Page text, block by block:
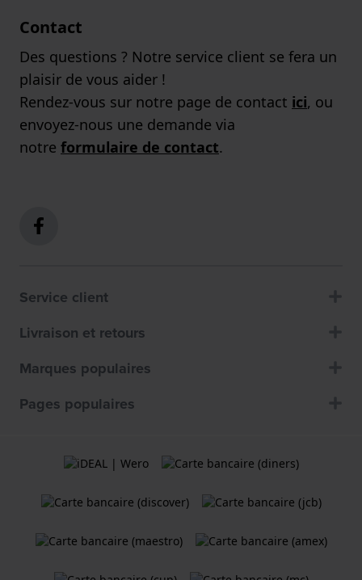
Contact
Des questions ? Notre service client se fera un
plaisir de vous aider !
Rendez-vous sur notre page de contact ici, ou
envoyez-nous une demande via
notre formulaire de contact.
Service client
Livraison et retours
Marques populaires
Pages populaires